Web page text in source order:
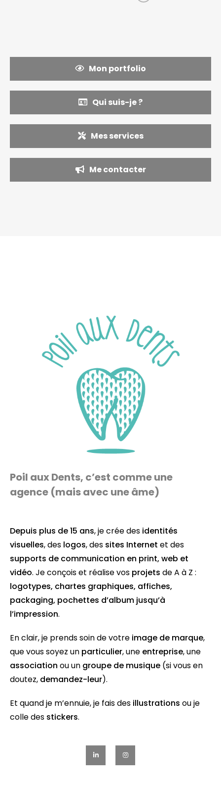
Mon portfolio
Qui suis-je ?
Mes services
Me contacter
Poil aux Dents, c’est comme une
agence (mais avec une âme)
Depuis plus de 15 ans, je crée des identités
visuelles, des logos, des sites Internet et des
supports de communication en print, web et
vidéo. Je conçois et réalise vos projets de A à Z :
logotypes, chartes graphiques, affiches,
packaging, pochettes d’album jusqu’à
l’impression.
En clair, je prends soin de votre image de marque,
que vous soyez un particulier, une entreprise, une
association ou un groupe de musique (si vous en
doutez, demandez-leur).
Et quand je m’ennuie, je fais des illustrations ou je
colle des stickers.